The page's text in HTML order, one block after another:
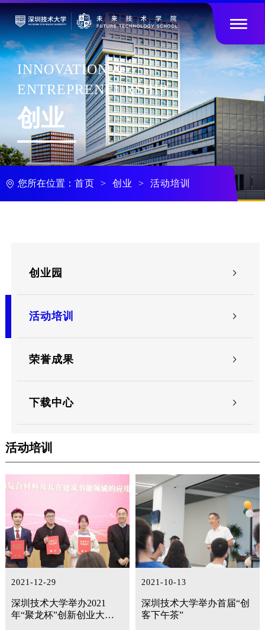

INNOVATION &
ENTREPRENEURSHIP
创业
 您所在位置： 首页 创业 活动培训
创业园 
活动培训 
荣誉成果 
下载中心 
活动培训
2021-12-29
深圳技术大学举办2021
年“聚龙杯”创新创业大赛
2021-10-13
深圳技术大学举办首届“创
客下午茶”